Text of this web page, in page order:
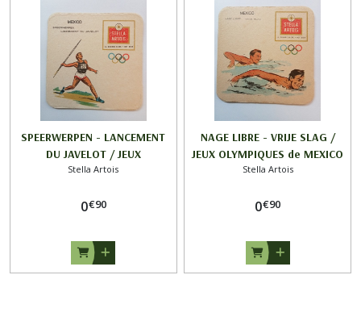
SPEERWERPEN - LANCEMENT
DU JAVELOT / JEUX
OLYMPIQUES de MEXICO 1968
Stella Artois
0€90
NAGE LIBRE - VRIJE SLAG /
JEUX OLYMPIQUES de MEXICO
1968 / STELLA ARTOIS
Stella Artois
0€90